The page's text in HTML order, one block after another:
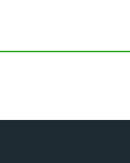
アする